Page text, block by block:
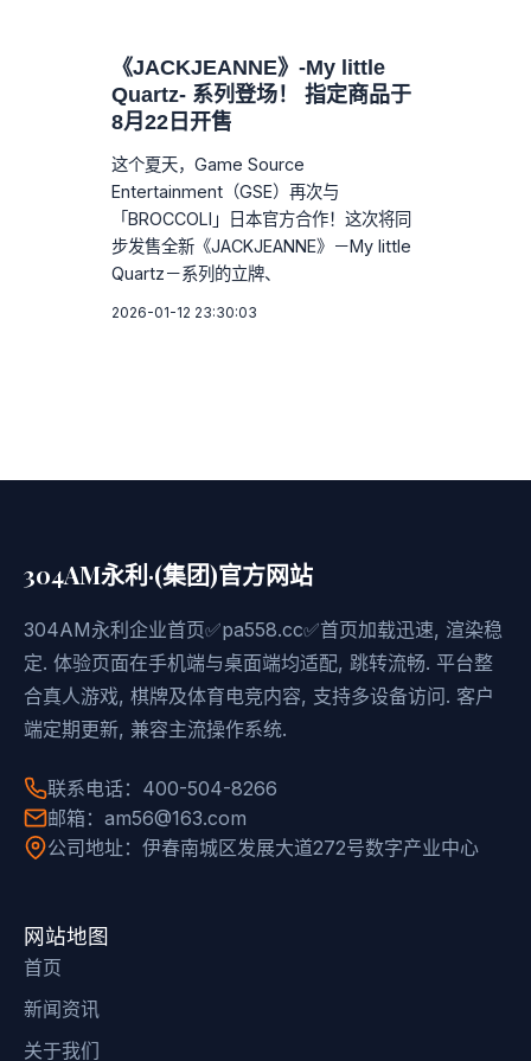
《JACKJEANNE》-My little
Quartz- 系列登场！ 指定商品于
8月22日开售
这个夏天，Game Source
Entertainment（GSE）再次与
「BROCCOLI」日本官方合作！这次将同
步发售全新《JACKJEANNE》－My little
Quartz－系列的立牌、
2026-01-12 23:30:03
304AM永利·(集团)官方网站
304AM永利企业首页✅pa558.cc✅首页加载迅速, 渲染稳
定. 体验页面在手机端与桌面端均适配, 跳转流畅. 平台整
合真人游戏, 棋牌及体育电竞内容, 支持多设备访问. 客户
端定期更新, 兼容主流操作系统.
联系电话：400-504-8266
邮箱：am56@163.com
公司地址：伊春南城区发展大道272号数字产业中心
网站地图
首页
新闻资讯
关于我们